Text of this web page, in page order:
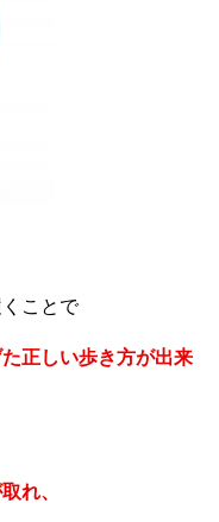
ことで
正しい歩き方が出来
れ、